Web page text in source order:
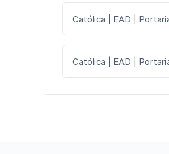
Católica | EAD |
Católica | EAD |